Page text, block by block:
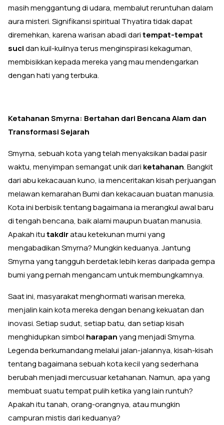
masih menggantung di udara, membalut reruntuhan dalam
aura misteri. Signifikansi spiritual Thyatira tidak dapat
diremehkan, karena warisan abadi daritempat-tempat
sucidan kuil-kuilnya terus menginspirasi kekaguman,
membisikkan kepada mereka yang mau mendengarkan
dengan hati yang terbuka.
Ketahanan Smyrna: Bertahan dari Bencana Alam dan
Transformasi Sejarah
Smyrna, sebuah kota yang telah menyaksikan badai pasir
waktu, menyimpan semangat unik dari ketahanan. Bangkit
dari abu kekacauan kuno, ia menceritakan kisah perjuangan
melawan kemarahan Bumi dan kekacauan buatan manusia.
Kota ini berbisik tentang bagaimana ia merangkul awal baru
di tengah bencana, baik alami maupun buatan manusia.
Apakah itutakdiratau ketekunan murni yang
mengabadikan Smyrna? Mungkin keduanya. Jantung
Smyrna yang tangguh berdetak lebih keras daripada gempa
bumi yang pernah mengancam untuk membungkamnya.
Saat ini, masyarakat menghormati warisan mereka,
menjalin kain kota mereka dengan benang kekuatan dan
inovasi. Setiap sudut, setiap batu, dan setiap kisah
menghidupkan simbol harapanyang menjadi Smyrna.
Legenda berkumandang melalui jalan-jalannya, kisah-kisah
tentang bagaimana sebuah kota kecil yang sederhana
berubah menjadi mercusuar ketahanan. Namun, apa yang
membuat suatu tempat pulih ketika yang lain runtuh?
Apakah itu tanah, orang-orangnya, atau mungkin
campuran mistis dari keduanya?